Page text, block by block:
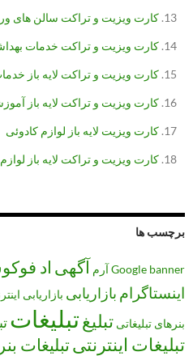
کارت ویزیت و تراکت سالن های
کارت ویزیت و تراکت خدمات
کارت ویزیت و تراکت لایه باز
کارت ویزیت و تراکت لایه باز
کارت ویزیت لایه باز لوازم کادوئی
کارت ویزیت و تراکت لایه باز
برچسب ها
banner
Googleآرم آگهی اد
اینستاگرام بازاریابی بازاریابی
بنرهای تبلیغاتی تبلیغتبلیغات
تبلیغات اینترنتیتبلیغات